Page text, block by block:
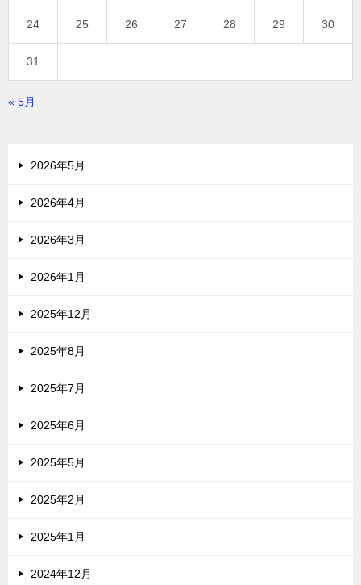
24 25 26 27 28 29 30
31
« 5月
2026年5月
2026年4月
2026年3月
2026年1月
2025年12月
2025年8月
2025年7月
2025年6月
2025年5月
2025年2月
2025年1月
2024年12月